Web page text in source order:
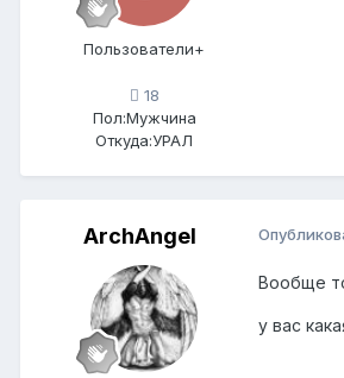
Пользователи+
18
Пол:Мужчина
Откуда:УРАЛ
ArchАngel
Вообще
у вас